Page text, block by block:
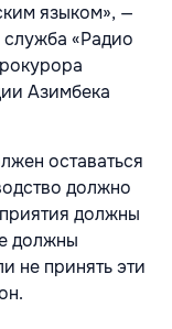
языком», —
служба «Радио
Азимбека
оставаться
должно
должны
должны
не принять эти